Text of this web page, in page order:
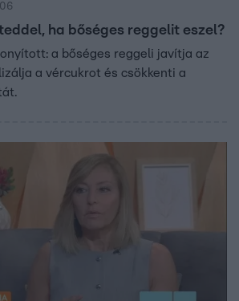
ha bőséges reggelit eszel?
a bőséges reggeli javítja az
a vércukrot és csökkenti a